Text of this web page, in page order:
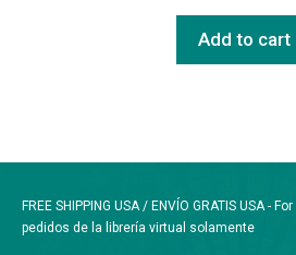
Add to cart
FREE SHIPPING USA / ENVÍO GRATIS USA -
pedidos de la librería virtual solamente